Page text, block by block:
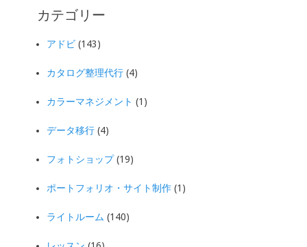
カテゴリー
アドビ (143)
カタログ整理代行 (4)
カラーマネジメント (1)
データ移行 (4)
フォトショップ(19)
ポートフォリオ・サイト制作 (1)
ライトルーム (140)